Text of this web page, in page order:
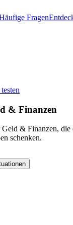
Fragen
& Finanzen
& Finanzen,
schenken.